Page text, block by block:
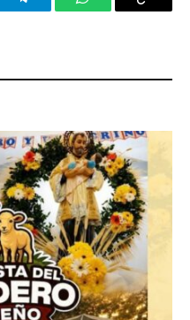
TelegramWhatsAppCopy